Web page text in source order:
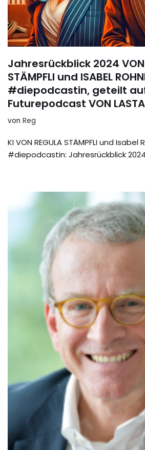
Jahresrückblick 2024 VON
STÄMPFLI und ISABEL
#diepodcastin, geteilt
Futurepodcast VON
von Reg
KI VON REGULA STÄMPFLI und Isabel
#diepodcastin: Jahresrückblick 2024